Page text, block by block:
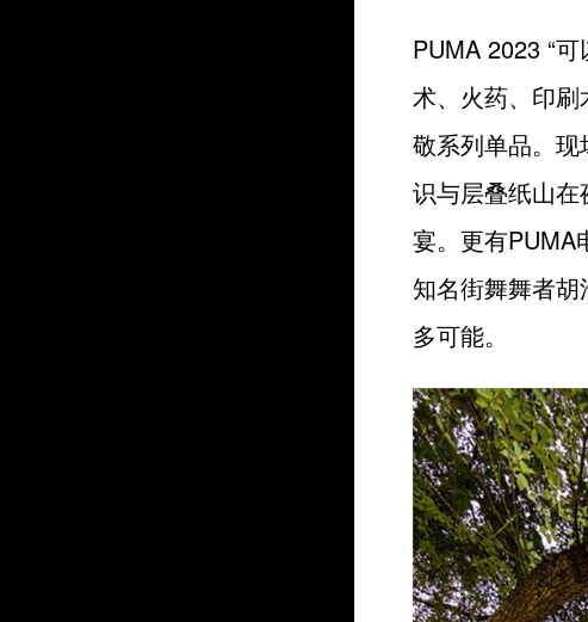
PUMA 2023 “
术、火药、印刷
敬系列单品。
识与层叠纸山
宴。更有PUMA
知名街舞舞者
多可能。